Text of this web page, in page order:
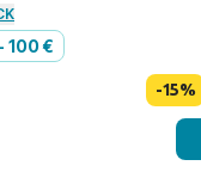
100 €
-15%